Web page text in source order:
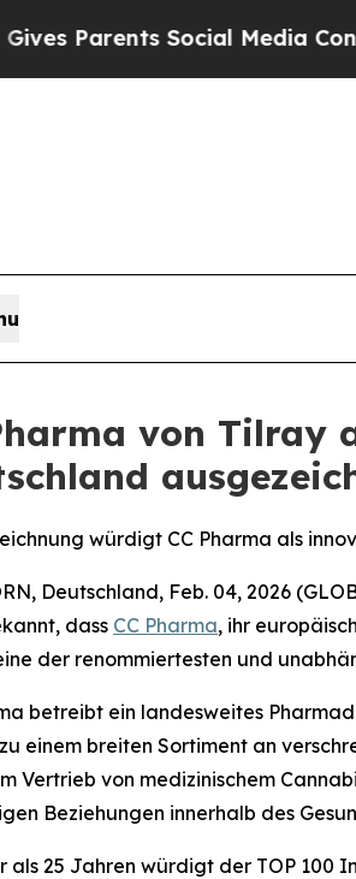
Social Media Controls for
von Tilray
würdigt CC Pharma als
Deutschland, Feb. 04, 2026
dass CC Pharma, ihr
der renommiertesten und
betreibt ein landesweites
einem breiten Sortiment an
Vertrieb von medizinischem
Beziehungen innerhalb des
als 25 Jahren würdigt der TOP